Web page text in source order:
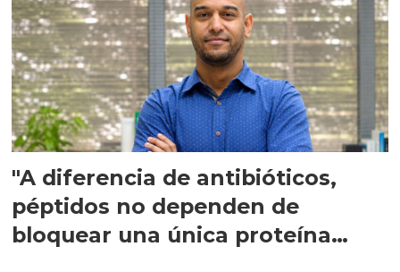
"A diferencia de antibióticos,
péptidos no dependen de
bloquear una única proteína